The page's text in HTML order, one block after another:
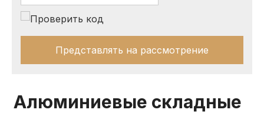
Представлять на рассмотрение
Алюминиевые складные